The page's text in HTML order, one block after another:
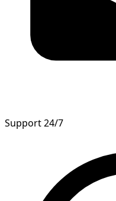
Support 24/7